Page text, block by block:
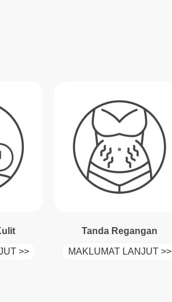
>>
Tanda Regangan
MAKLUMAT LANJUT >>